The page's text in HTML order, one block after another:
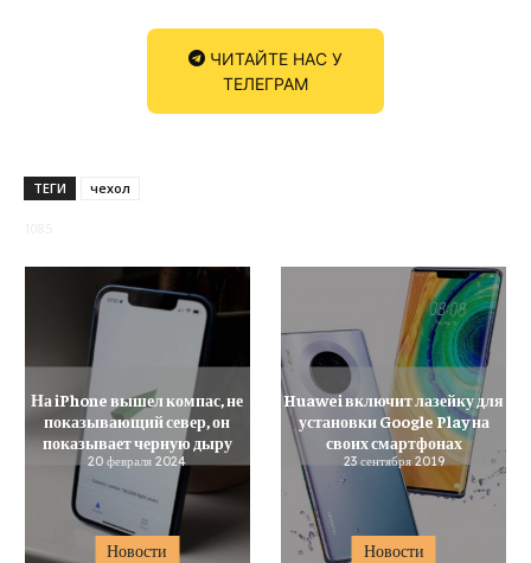
ЧИТАЙТЕ НАС У
ТЕЛЕГРАМ
ТЕГИ чехол
Новости
На iPhone вышел компас, не
показывающий север, он
показывает черную дыру
20 февраля 2024
Новости
Huawei включит лазейку для
установки Google Play на
своих смартфонах
23 сентября 2019